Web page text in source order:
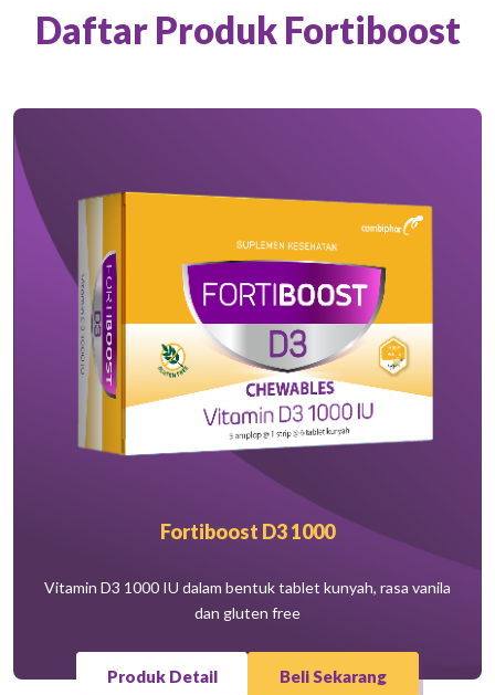
Daftar Produk Fortiboost
Fortiboost D3 1000
Vitamin D3 1000 IU dalam bentuk tablet kunyah, rasa vanila
dan gluten free
Produk Detail Beli Sekarang